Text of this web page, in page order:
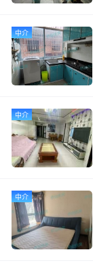
中介
中介
中介